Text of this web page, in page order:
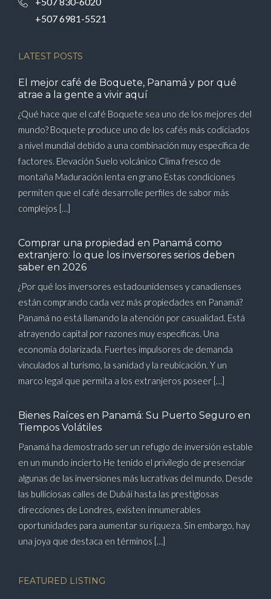
+507 6981-5521
LATEST POSTS
El mejor café de Boquete, Panamá y por qué
atrae a la gente a vivir aquí
¿Qué hace que el café Boquete sea uno de los mejores del
mundo? Boquete produce uno de los cafés más codiciados
a nivel mundial debido a una combinación muy específica de
factores. Elevación Suelo volcánico Clima fresco de
montaña Maduración lenta en grano Estas condiciones
permiten que el café desarrolle perfiles de sabor más
complejos […]
Comprar una propiedad en Panamá como
extranjero: lo que los inversores serios deben
saber en 2026
¿Por qué los inversores estadounidenses y canadienses
están comprando cada vez más propiedades en Panamá?
Panamá no está llamando la atención por casualidad. Está
atrayendo capital por razones muy específicas. Una
economía dolarizada. Fuertes impulsores de demanda
vinculados al turismo, la sanidad y la reubicación. Y un
marco legal que permita a los extranjeros poseer […]
Bienes Raíces en Panamá: Su Puerto Seguro en
Tiempos Volátiles
Panamá ha demostrado ser un refugio de inversión estable
en un mundo incierto He tenido el privilegio de presenciar
algunas de las inversiones más lucrativas del mundo. Desde
las bulliciosas calles de Dubái hasta las prestigiosas
direcciones de Londres, existen innumerables
oportunidades para aumentar su riqueza. Sin embargo, hay
una joya que destaca en términos […]
FEATURED LISTING